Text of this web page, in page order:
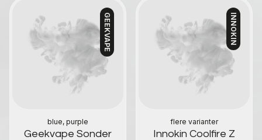
GEEKVAPE
blue, purple
Geekvape Sonder
Kontakt oss
INNOKIN
flere varianter
Innokin Coolfire Z
Kontakt oss